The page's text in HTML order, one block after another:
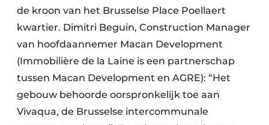
de kroon van het Brusselse Place Poellaert
kwartier. Dimitri Beguin, Construction Manager
van hoofdaannemer Macan Development
(Immobilière de la Laine is een partnerschap
tussen Macan Development en AGRE): “Het
gebouw behoorde oorspronkelijk toe aan
Vivaqua, de Brusselse intercommunale